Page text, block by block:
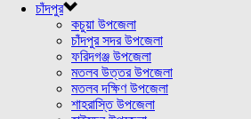
চাঁদপুর
কচুয়া উপজেলা
চাঁদপুর সদর উপজেলা
ফরিদগঞ্জ উপজেলা
মতলব উত্তর উপজেলা
মতলব দক্ষিণ উপজেলা
শাহরাস্তি উপজেলা